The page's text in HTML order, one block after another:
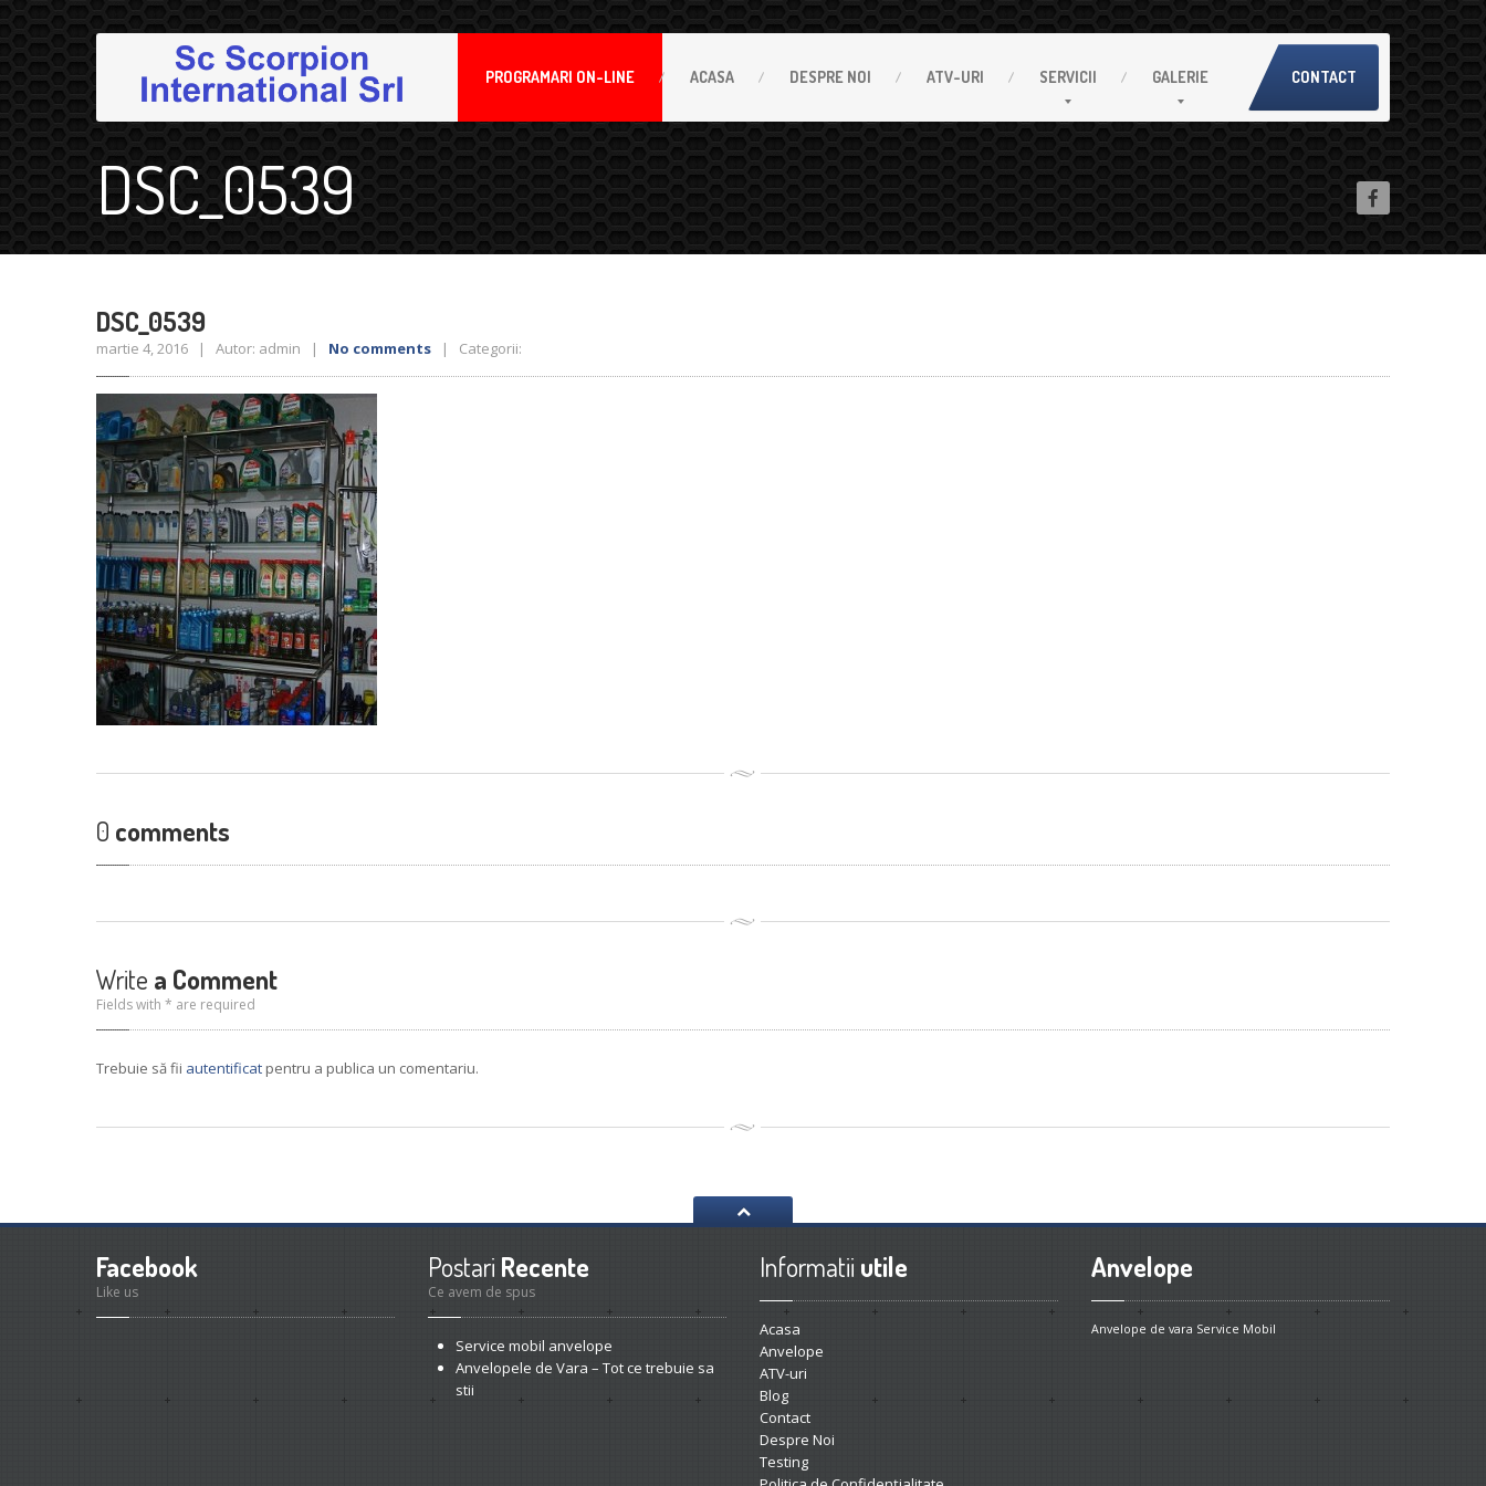
PROGRAMARI ON-LINE ACASA DESPRE NOI ATV-URI SERVICII GALERIE CONTACT
DSC_0539
DSC_0539
martie 4, 2016 | Autor: admin | No comments | Categorii:
0 comments
Write a Comment
Fields with * are required
Trebuie să fii autentificat pentru a publica un comentariu.
Facebook
Like us
Postari Recente
Ce avem de spus
Service mobil anvelope
Anvelopele de Vara – Tot ce trebuie sa
stii
Informatii utile
Acasa
Anvelope
ATV-uri
Blog
Contact
Despre Noi
Testing
Anvelope
Anvelope de vara Service Mobil